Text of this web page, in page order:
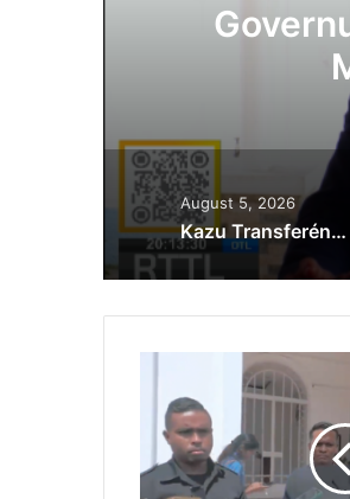
August 5, 2026
Kazu Transferénsia Osan Millaun 42 Husi Singapura, Advogadu Sei Halo Rekursu